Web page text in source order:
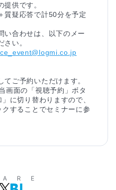
供です。
質疑応答で計50分を予定
合わせは、以下のメー
さい。
てご予約いただけます。
画面の「視聴予約」ボタ
に切り替わりますので、
クすることでセミナーに参